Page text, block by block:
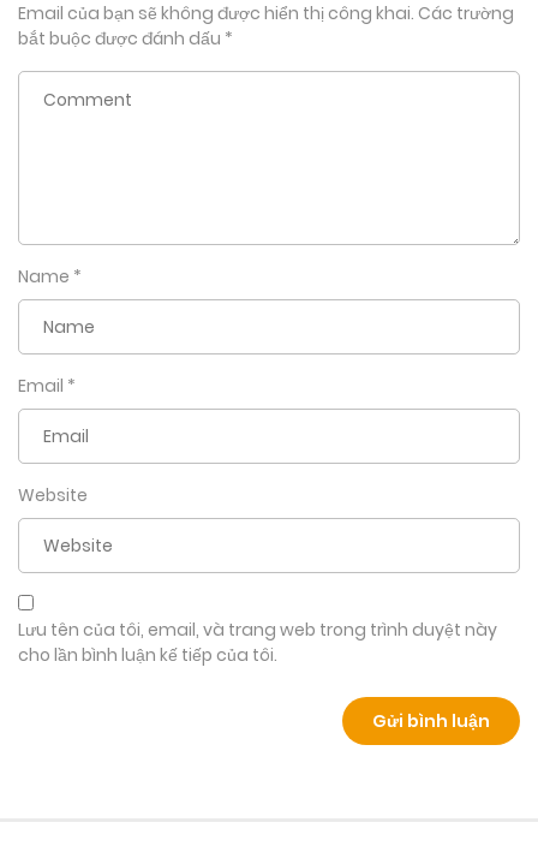
Email của bạn sẽ không được hiển thị công khai. Các trường
bắt buộc được đánh dấu *
Name *
Email *
Website
Lưu tên của tôi, email, và trang web trong trình duyệt này
cho lần bình luận kế tiếp của tôi.